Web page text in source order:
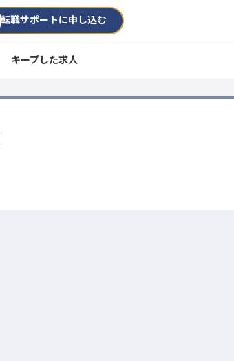
転職サポートに申し込む
キープした求人